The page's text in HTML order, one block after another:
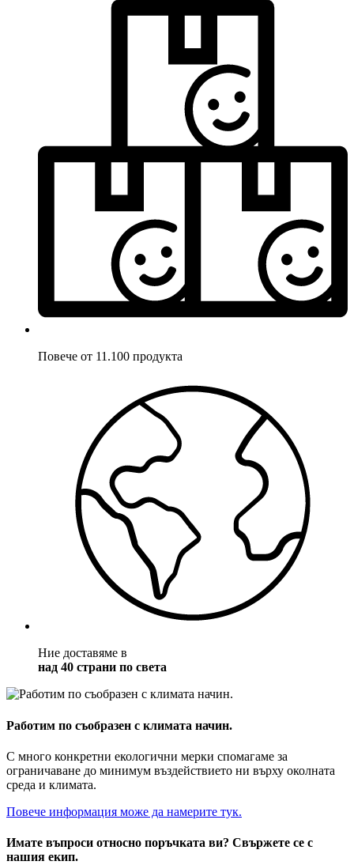
Повече от 11.100 продукта
Ние доставяме в
над 40 страни по света
Работим по съобразен с климата начин.
С много конкретни екологични мерки спомагаме за
ограничаване до минимум въздействието ни върху околната
среда и климата.
Повече информация може да намерите тук.
Имате въпроси относно поръчката ви? Свържете се с
нашия екип.